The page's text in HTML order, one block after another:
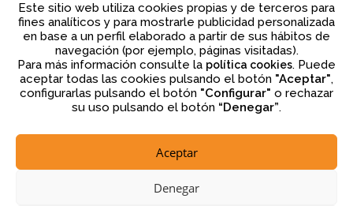
Este sitio web utiliza cookies propias y de terceros para
fines analíticos y para mostrarle publicidad personalizada
en base a un perfil elaborado a partir de sus hábitos de
navegación (por ejemplo, páginas visitadas).
Para más información consulte la política cookies. Puede
aceptar todas las cookies pulsando el botón "Aceptar",
configurarlas pulsando el botón "Configurar" o rechazar
su uso pulsando el botón “Denegar”.
Aceptar
Denegar
Financiado por la Unión Europea – NextGenerationEU
2026 © ajedrezconcabeza.com